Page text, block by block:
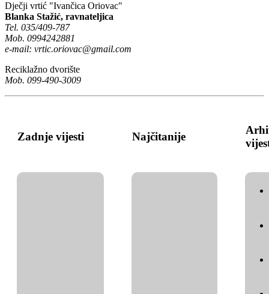
Dječji vrtić "Ivančica Oriovac"
Blanka Stažić, ravnateljica
Tel. 035/409-787
Mob. 0994242881
e-mail: vrtic.oriovac@gmail.com
Reciklažno dvorište
Mob. 099-490-3009
Zadnje vijesti Najčitanije